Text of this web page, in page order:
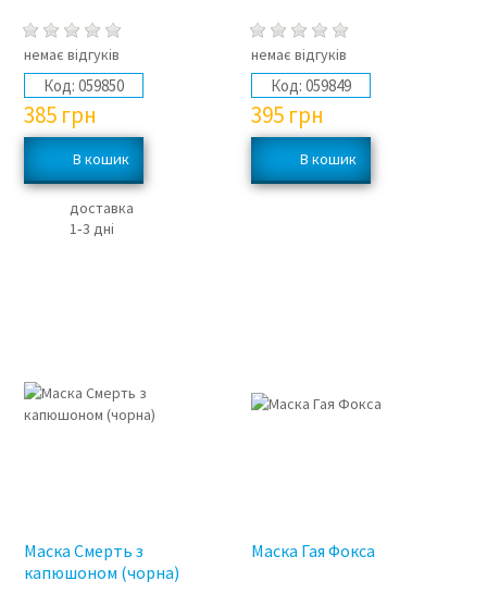
немає відгуків
Код: 059850
385 грн
доставка
1‑3 дні
немає відгуків
Код: 059849
395 грн
Маска Смерть з
капюшоном (чорна)
Маска Гая Фокса